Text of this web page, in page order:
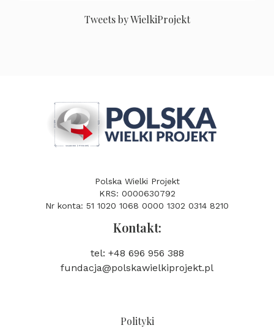
Tweets by WielkiProjekt
Polska Wielki Projekt
KRS: 0000630792
Nr konta: 51 1020 1068 0000 1302 0314 8210
Kontakt:
tel: +48 696 956 388
fundacja@polskawielkiprojekt.pl
Polityki